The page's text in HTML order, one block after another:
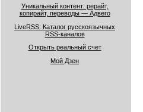
Уникальный контент: рерайт,
копирайт, переводы — Адвего
LiveRSS: Каталог русскоязычных
RSS-каналов
Открыть реальный счет
Мой Дзен